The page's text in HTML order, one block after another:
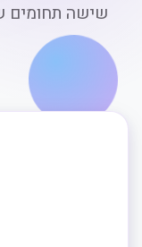
שישה תחומים